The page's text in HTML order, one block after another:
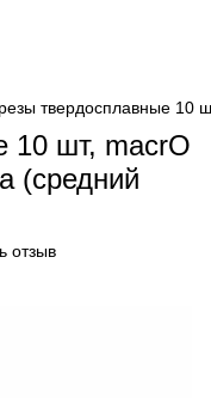
твердосплавные 10
10 шт, macrO
(средний
отзыв